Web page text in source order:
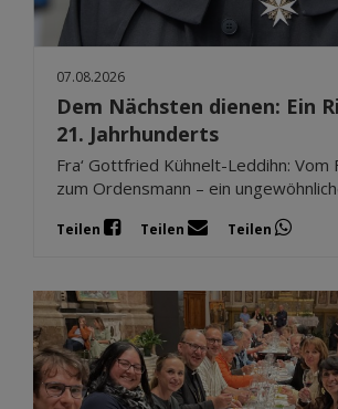
07.08.2026
Dem Nächsten dienen: Ein
21. Jahrhunderts
Fra‘ Gottfried Kühnelt-Leddihn: Vom
zum Ordensmann – ein
Teilen Teilen Teilen